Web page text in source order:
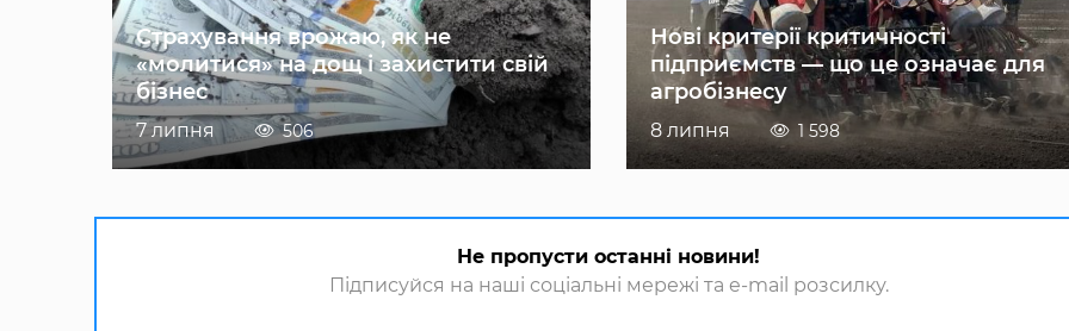
Страхування врожаю, як не
«молитися» на дощ і захистити свій
бізнес
7 липня 506
Нові критерії критичності
підприємств — що це означає для
агробізнесу
8 липня 1 598
Не пропусти останні новини!
Підписуйся на наші соціальні мережі та e-mail розсилку.